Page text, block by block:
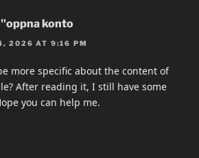
konto
2026 AT 9:16 PM
more specific about the content of
After reading it, I still have some
you can help me.